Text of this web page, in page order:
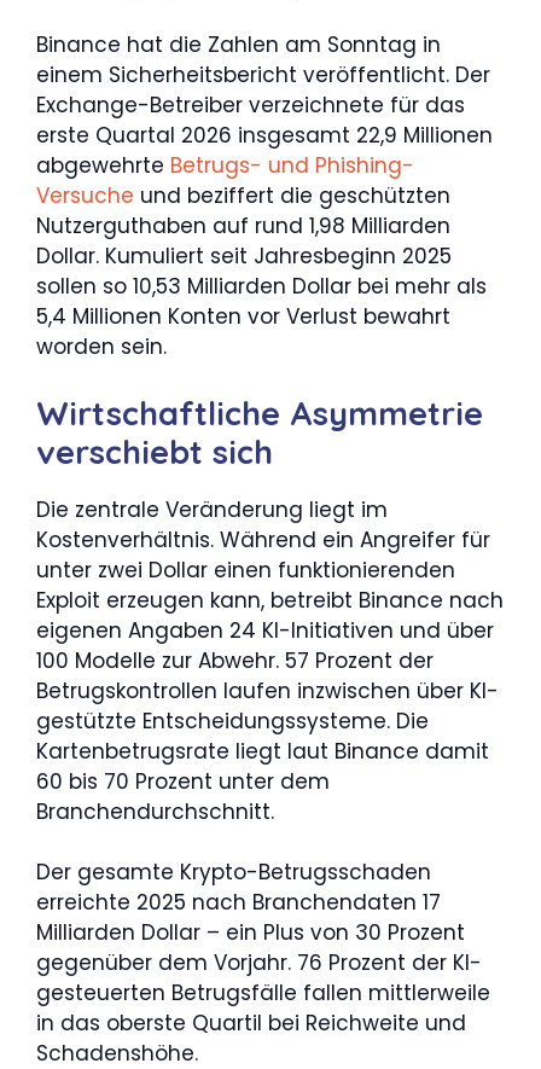
Binance hat die Zahlen am Sonntag in
einem Sicherheitsbericht veröffentlicht. Der
Exchange-Betreiber verzeichnete für das
erste Quartal 2026 insgesamt 22,9 Millionen
abgewehrte Betrugs- und Phishing-
Versuche und beziffert die geschützten
Nutzerguthaben auf rund 1,98 Milliarden
Dollar. Kumuliert seit Jahresbeginn 2025
sollen so 10,53 Milliarden Dollar bei mehr als
5,4 Millionen Konten vor Verlust bewahrt
worden sein.
Wirtschaftliche Asymmetrie
verschiebt sich
Die zentrale Veränderung liegt im
Kostenverhältnis. Während ein Angreifer für
unter zwei Dollar einen funktionierenden
Exploit erzeugen kann, betreibt Binance nach
eigenen Angaben 24 KI-Initiativen und über
100 Modelle zur Abwehr. 57 Prozent der
Betrugskontrollen laufen inzwischen über KI-
gestützte Entscheidungssysteme. Die
Kartenbetrugsrate liegt laut Binance damit
60 bis 70 Prozent unter dem
Branchendurchschnitt.
Der gesamte Krypto-Betrugsschaden
erreichte 2025 nach Branchendaten 17
Milliarden Dollar – ein Plus von 30 Prozent
gegenüber dem Vorjahr. 76 Prozent der KI-
gesteuerten Betrugsfälle fallen mittlerweile
in das oberste Quartil bei Reichweite und
Schadenshöhe.